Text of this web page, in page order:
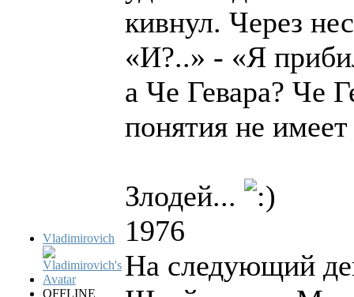
Vladimirovich
OFFLINE
кивнул. Через
«И?..» - «Я
а Че Гевара? Че
понятия не
Злодей...
1976
На следующий